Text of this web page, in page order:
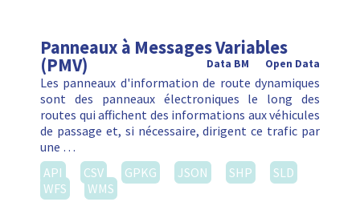
Panneaux à Messages Variables
(PMV) Open Data
Data BM
Les panneaux d'information de route dynamiques
sont des panneaux électroniques le long des
routes qui affichent des informations aux véhicules
de passage et, si nécessaire, dirigent ce trafic par
une …
API
CSV GPKG JSON SHP
SLD
WFS
WMS